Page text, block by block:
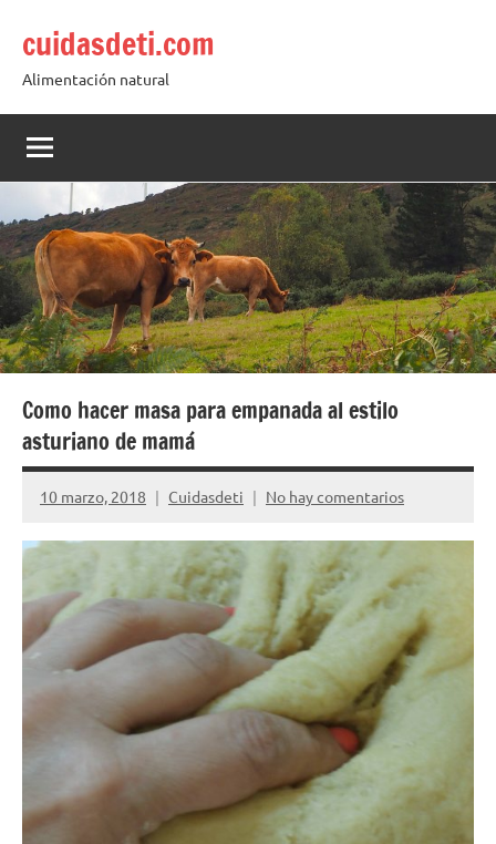
contenido
cuidasdeti.com
Alimentación natural
Como hacer masa para empanada al estilo
asturiano de mamá
10 marzo, 2018 Cuidasdeti No hay comentarios